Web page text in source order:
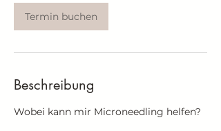
Termin buchen
Beschreibung
Wobei kann mir Microneedling helfen?